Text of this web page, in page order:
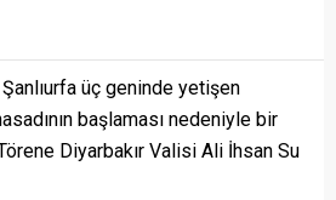
üç geninde yetişen
başlaması nedeniyle bir
Diyarbakır Valisi Ali İhsan Su